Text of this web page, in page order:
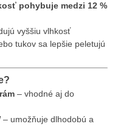
pohybuje medzi 12 %
vyššiu vlhkosť
tukov sa lepšie peletujú
– vhodné aj do
– umožňuje dlhodobú a